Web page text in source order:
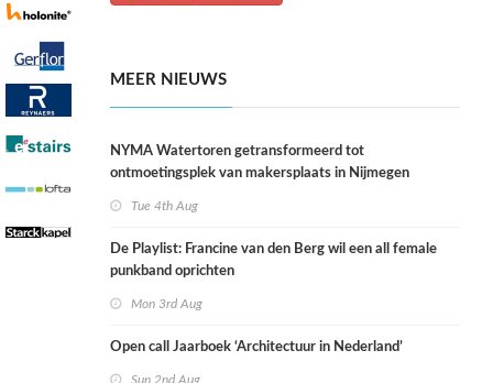
MEER NIEUWS
NYMA Watertoren getransformeerd tot
ontmoetingsplek van makersplaats in Nijmegen
Tue 4th Aug
De Playlist: Francine van den Berg wil een all female
punkband oprichten
Mon 3rd Aug
Open call Jaarboek ‘Architectuur in Nederland’
Sun 2nd Aug